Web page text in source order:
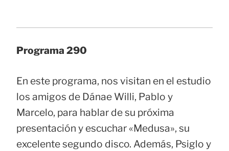
Programa 290
En este programa, nos visitan en el estudio
los amigos de Dánae Willi, Pablo y
Marcelo, para hablar de su próxima
presentación y escuchar «Medusa», su
excelente segundo disco. Además, Psiglo y